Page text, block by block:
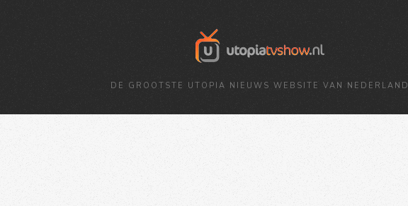
DE GROOTSTE UTOPIA NIEUWS WEBSITE VAN NEDERLAND